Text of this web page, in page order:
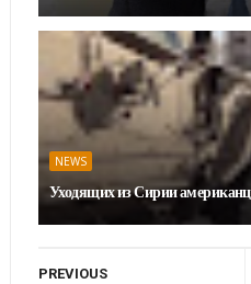
NEWS
Уходящих из Сирии
PREVIOUS